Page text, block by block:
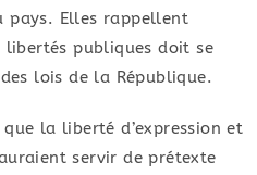
pays. Elles rappellent
libertés publiques doit se
lois de la République.
la liberté d’expression et
servir de prétexte